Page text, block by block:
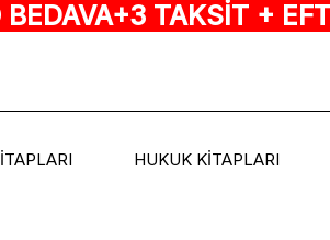
TAKSİT +
HUKUK KİTAPLARI